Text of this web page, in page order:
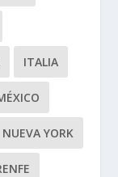
ITALIA
NUEVA YORK